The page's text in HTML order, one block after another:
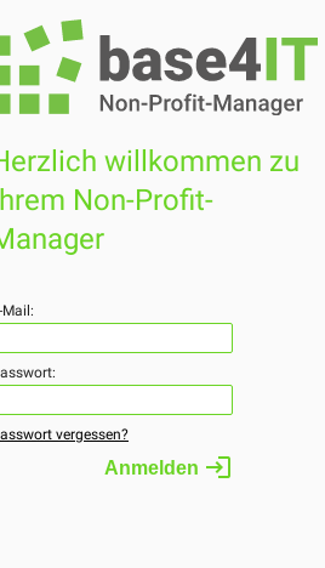
willkommen zu
Non-Profit-
Mail:
vergessen?
Anmelden login